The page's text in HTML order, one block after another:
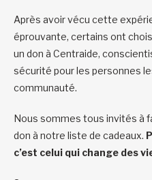
Après avoir vécu cette
éprouvante, certains ont
un don à Centraide,
sécurité pour les personnes
communauté.
Nous sommes tous invités à
don à notre liste de cadeaux.
c’est celui qui change des